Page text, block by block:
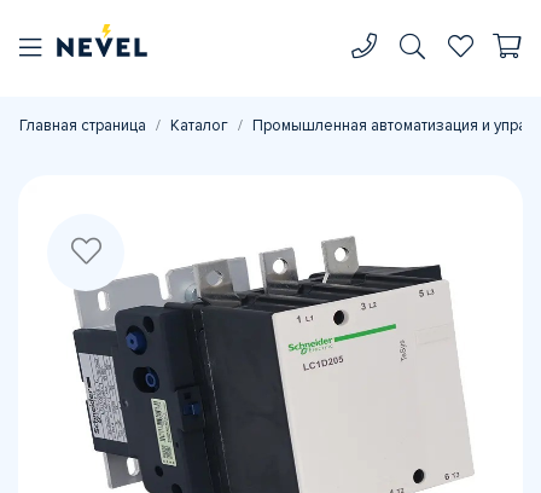
Главная страница Каталог Промышленная автоматизация и